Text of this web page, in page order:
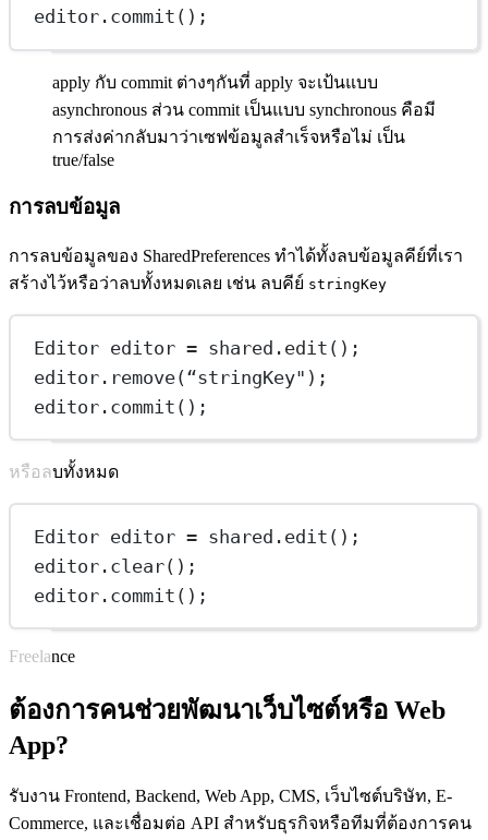
editor. commit ();
apply กับ commit ต่างๆกันที่ apply จะเป้นแบบ
asynchronous ส่วน commit เป็นแบบ synchronous คือมี
การส่งค่ากลับมาว่าเซฟข้อมูลสำเร็จหรือไม่ เป็น
true/false
การลบข้อมูล
การลบข้อมูลของ SharedPreferences ทำได้ทั้งลบข้อมูลคีย์ที่เรา
สร้างไว้หรือว่าลบทั้งหมดเลย เช่น ลบคีย์ stringKey
Editor editor = shared. edit ();
editor. remove(“stringKey");
editor.commit();
หรือลบทั้งหมด
Editor editor = shared. edit ();
editor. clear();
editor. commit ();
Freelance
ต้องการคนช่วยพัฒนาเว็บไซต์หรือ Web
App?
รับงาน Frontend, Backend, Web App, CMS, เว็บไซต์บริษัท, E-
Commerce, และเชื่อมต่อ API สำหรับธุรกิจหรือทีมที่ต้องการคน